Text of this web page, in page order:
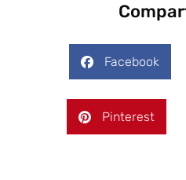
Facebook
Pinterest